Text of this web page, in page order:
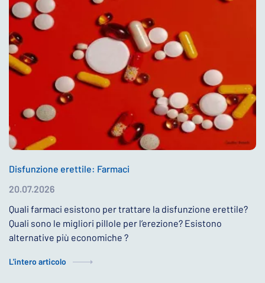
Disfunzione erettile: Farmaci
20.07.2026
Quali farmaci esistono per trattare la disfunzione erettile?
Quali sono le migliori pillole per l’erezione? Esistono
alternative più economiche ?
L'intero articolo